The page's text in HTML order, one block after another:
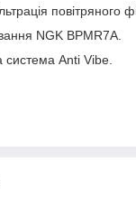
повітряного
NGK BPMR7A.
система Anti Vibe.